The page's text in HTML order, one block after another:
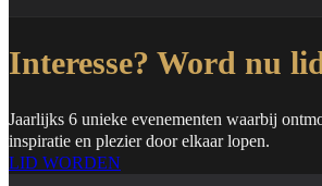
Interesse? Word nu
Jaarlijks 6 unieke evenementen waarbij
inspiratie en plezier door elkaar lopen.
LID WORDEN